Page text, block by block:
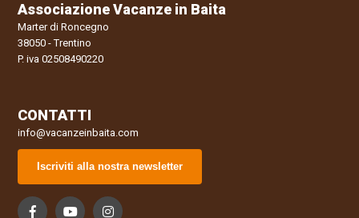
Associazione Vacanze in Baita
Marter di Roncegno
38050 - Trentino
P. iva 02508490220
CONTATTI
info@vacanzeinbaita.com
Iscriviti alla nostra newsletter